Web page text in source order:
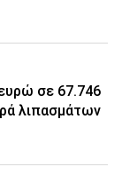
σε 67.746
λιπασμάτων